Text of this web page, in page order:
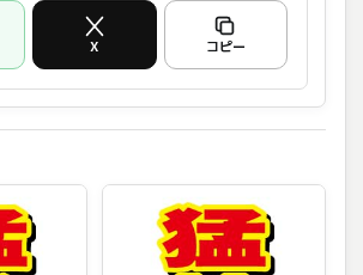
X コピー